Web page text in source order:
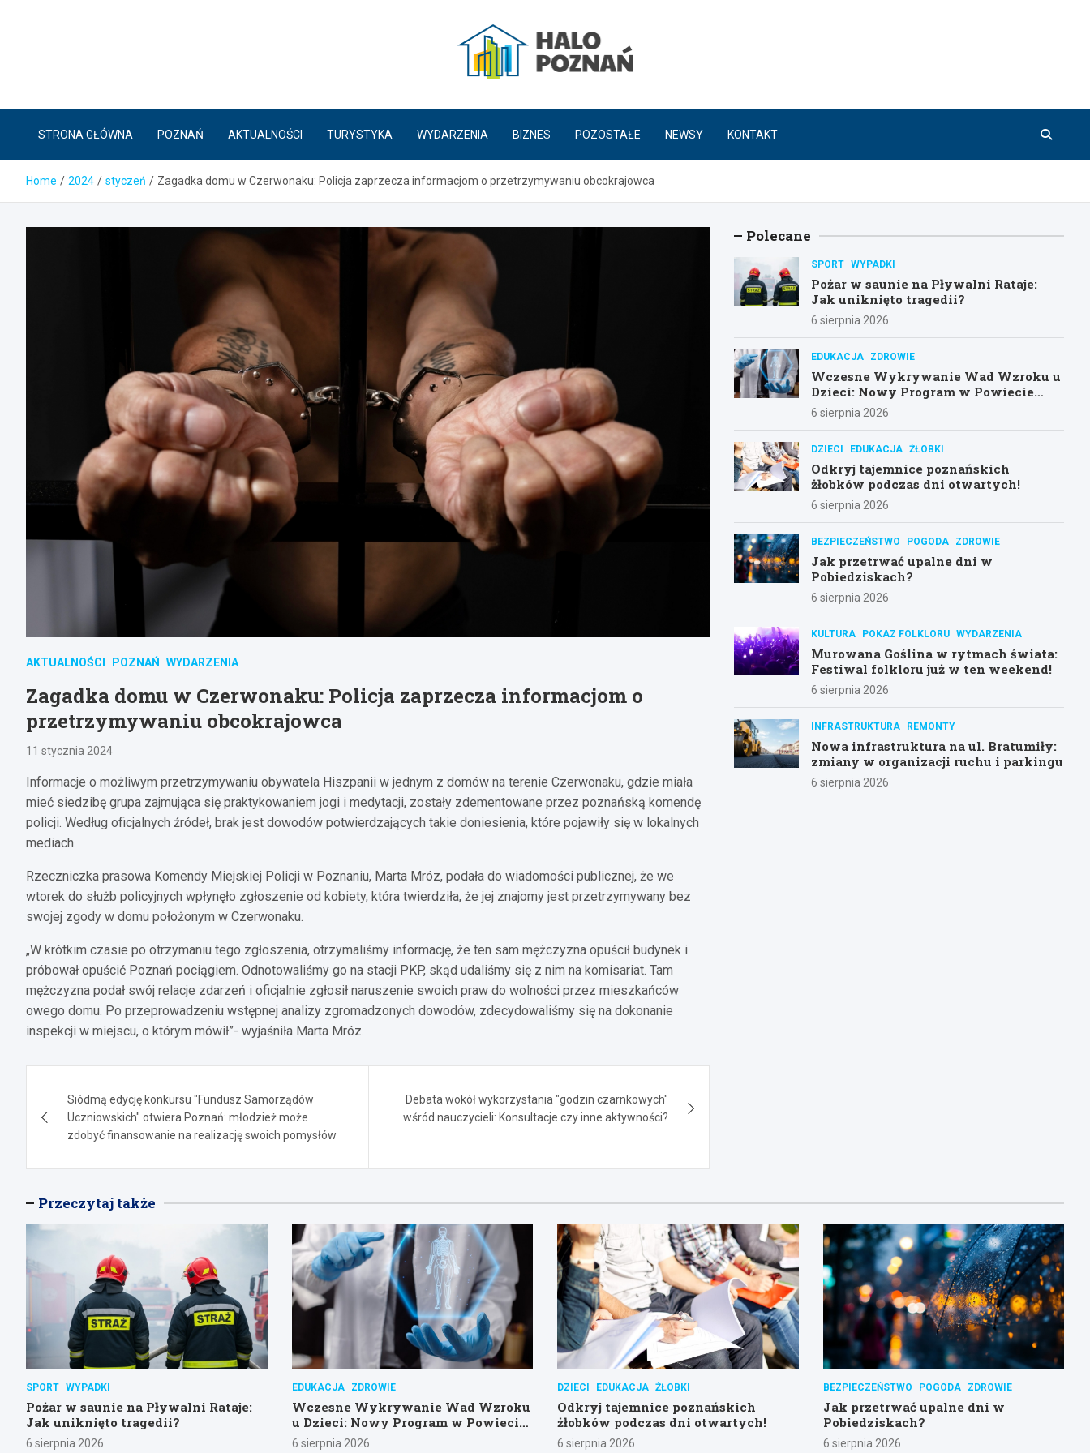
HaloPoznań.pl
STRONA GŁÓWNA POZNAŃ AKTUALNOŚCI TURYSTYKA WYDARZENIA BIZNES POZOSTAŁE NEWSY KONTAKT
Home 2024 styczeń Zagadka domu w Czerwonaku: Policja zaprzecza informacjom o przetrzymywaniu obcokrajowca
AKTUALNOŚCI POZNAŃ WYDARZENIA
Zagadka domu w Czerwonaku: Policja zaprzecza informacjom o
przetrzymywaniu obcokrajowca
11 stycznia 2024
Informacje o możliwym przetrzymywaniu obywatela Hiszpanii w jednym z domów na terenie Czerwonaku, gdzie miała
mieć siedzibę grupa zajmująca się praktykowaniem jogi i medytacji, zostały zdementowane przez poznańską komendę
policji. Według oficjalnych źródeł, brak jest dowodów potwierdzających takie doniesienia, które pojawiły się w lokalnych
mediach.
Rzeczniczka prasowa Komendy Miejskiej Policji w Poznaniu, Marta Mróz, podała do wiadomości publicznej, że we
wtorek do służb policyjnych wpłynęło zgłoszenie od kobiety, która twierdziła, że jej znajomy jest przetrzymywany bez
swojej zgody w domu położonym w Czerwonaku.
„W krótkim czasie po otrzymaniu tego zgłoszenia, otrzymaliśmy informację, że ten sam mężczyzna opuścił budynek i
próbował opuścić Poznań pociągiem. Odnotowaliśmy go na stacji PKP, skąd udaliśmy się z nim na komisariat. Tam
mężczyzna podał swój relacje zdarzeń i oficjalnie zgłosił naruszenie swoich praw do wolności przez mieszkańców
owego domu. Po przeprowadzeniu wstępnej analizy zgromadzonych dowodów, zdecydowaliśmy się na dokonanie
inspekcji w miejscu, o którym mówił”- wyjaśniła Marta Mróz.
wpisu
Siódmą edycję konkursu "Fundusz Samorządów
Uczniowskich" otwiera Poznań: młodzież może
zdobyć finansowanie na realizację swoich pomysłów
Debata wokół wykorzystania "godzin czarnkowych"
wśród nauczycieli: Konsultacje czy inne aktywności?
Polecane
SPORT WYPADKI
Pożar w saunie na Pływalni Rataje:
Jak uniknięto tragedii?
6 sierpnia 2026
EDUKACJA ZDROWIE
Wczesne Wykrywanie Wad Wzroku u
Dzieci: Nowy Program w Powiecie
Poznańskim
6 sierpnia 2026
DZIECI EDUKACJA ŻŁOBKI
Odkryj tajemnice poznańskich
żłobków podczas dni otwartych!
6 sierpnia 2026
BEZPIECZEŃSTWO POGODA ZDROWIE
Jak przetrwać upalne dni w
Pobiedziskach?
6 sierpnia 2026
KULTURA POKAZ FOLKLORU WYDARZENIA
Murowana Goślina w rytmach świata:
Festiwal folkloru już w ten weekend!
6 sierpnia 2026
INFRASTRUKTURA REMONTY
Nowa infrastruktura na ul. Bratumiły:
zmiany w organizacji ruchu i parkingu
6 sierpnia 2026
Przeczytaj także
SPORT WYPADKI
Pożar w saunie na Pływalni Rataje:
Jak uniknięto tragedii?
6 sierpnia 2026
EDUKACJA ZDROWIE
Wczesne Wykrywanie Wad Wzroku
u Dzieci: Nowy Program w Powiecie
Poznańskim
6 sierpnia 2026
DZIECI EDUKACJA ŻŁOBKI
Odkryj tajemnice poznańskich
żłobków podczas dni otwartych!
6 sierpnia 2026
BEZPIECZEŃSTWO POGODA ZDROWIE
Jak przetrwać upalne dni w
Pobiedziskach?
6 sierpnia 2026